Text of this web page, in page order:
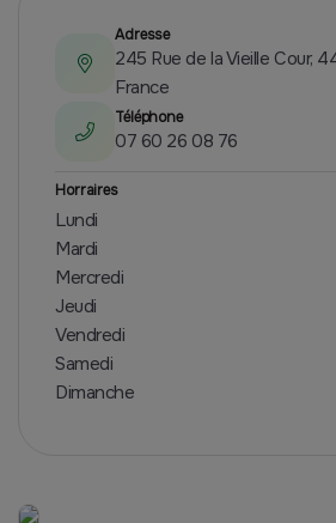
Adresse
245 Rue de la Vieille Cour,
France
Téléphone
07 60 26 08 76
Horraires
Lundi
Mardi
Mercredi
Jeudi
Vendredi
Samedi
Dimanche